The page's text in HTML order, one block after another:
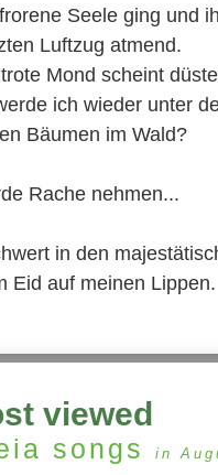
Seele ging und
Luftzug atmend.
Mond scheint
ich wieder unter
Bäumen im Wald?
Rache nehmen...
in den
Eid auf meinen Lippen.
viewed
songs in